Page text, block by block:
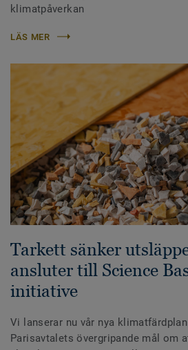
klimatpåverkan
LÄS MER
Tarkett sänker
ansluter till Science
initiative
Vi lanserar nu vår nya
Parisavtalets övergripande mål om